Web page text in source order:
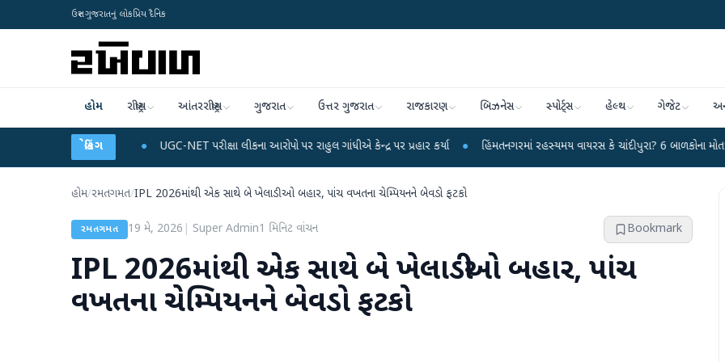
ઉત્તર ગુજરાતનું લોકપ્રિય દૈનિક
હોમ રાષ્ટ્રીય આંતરરાષ્ટ્રીય ગુજરાત ઉત્તર ગુજરાત રાજકારણ બિઝનેસ સ્પોર્ટ્સ હેલ્થ ગેજેટ
બ્રેકિંગUGC-NET પરીક્ષા લીકના આરોપો પર રાહુલ ગાંધીએ કેન્દ્ર પર પ્રહાર કર્યા ● હિંમતનગરમાં રહસ્યમય વાયરસ કે ચાંદીપુરા? 6 બાળકોના મોતથી ફફડાટ ●
હોમ/રમતગમત/IPL 2026માંથી એક સાથે બે ખેલાડીઓ બહાર, પાંચ વખતના ચેમ્પિયનને બેવડો ફટકો
રમતગમત 19 મે, 2026 Super Admin1 મિનિટ વાંચન Bookmark
IPL 2026માંથી એક સાથે બે ખેલાડીઓ બહાર, પાંચ
વખતના ચેમ્પિયનને બેવડો ફટકો